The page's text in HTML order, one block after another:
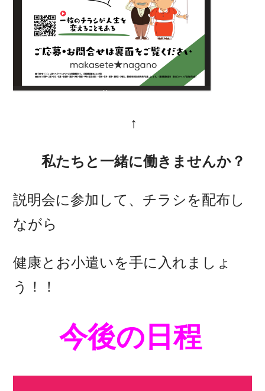
↑
私たちと一緒に働きませんか？
説明会に参加して、チラシを配布し
ながら
健康とお小遣いを手に入れましょ
う！！
今後の日程